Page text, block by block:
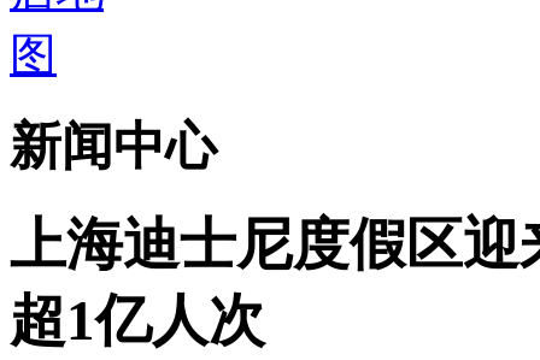
新闻中心
上海迪士尼度假区
超1亿人次